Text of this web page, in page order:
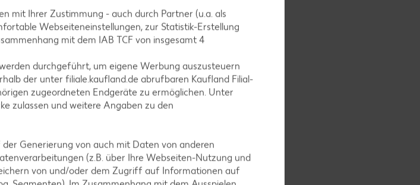
mit Ihrer Zustimmung - auch durch Partner (u.a. als
Webseiteneinstellungen, zur Statistik-Erstellung
mit dem IAB TCF von insgesamt4
durchgeführt, um eigene Werbung auszusteuern
der unter filiale.kaufland.de abrufbaren Kaufland Filial-
zugeordneten Endgeräte zu ermöglichen. Unter
zulassen und weitere Angaben zu den
Generierung von auch mit Daten von anderen
(z.B. über Ihre Webseiten-Nutzung und
von und/oder dem Zugriff auf Informationen auf